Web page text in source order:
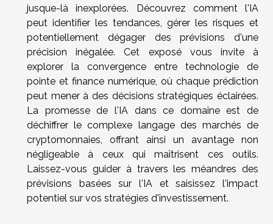
jusque-là inexplorées. Découvrez comment l'IA
peut identifier les tendances, gérer les risques et
potentiellement dégager des prévisions d'une
précision inégalée. Cet exposé vous invite à
explorer la convergence entre technologie de
pointe et finance numérique, où chaque prédiction
peut mener à des décisions stratégiques éclairées.
La promesse de l'IA dans ce domaine est de
déchiffrer le complexe langage des marchés de
cryptomonnaies, offrant ainsi un avantage non
négligeable à ceux qui maîtrisent ces outils.
Laissez-vous guider à travers les méandres des
prévisions basées sur l'IA et saisissez l'impact
potentiel sur vos stratégies d'investissement.